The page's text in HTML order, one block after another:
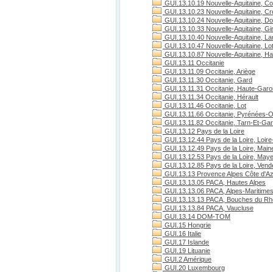
GUI.13.10.19 Nouvelle-Aquitaine,
GUI.13.10.23 Nouvelle-Aquitaine,
GUI.13.10.24 Nouvelle-Aquitaine,
GUI.13.10.33 Nouvelle-Aquitaine,
GUI.13.10.40 Nouvelle-Aquitaine,
GUI.13.10.47 Nouvelle-Aquitaine,
GUI.13.10.87 Nouvelle-Aquitaine,
GUI.13.11 Occitanie
GUI.13.11.09 Occitanie, Ariège
GUI.13.11.30 Occitanie, Gard
GUI.13.11.31 Occitanie, Haute-
GUI.13.11.34 Occitanie, Hérault
GUI.13.11.46 Occitanie, Lot
GUI.13.11.66 Occitanie, Pyrénées-
GUI.13.11.82 Occitanie, Tarn-Et-
GUI.13.12 Pays de la Loire
GUI.13.12.44 Pays de la Loire,
GUI.13.12.49 Pays de la Loire,
GUI.13.12.53 Pays de la Loire,
GUI.13.12.85 Pays de la Loire,
GUI.13.13 Provence Alpes Côte
GUI.13.13.05 PACA, Hautes Alpes
GUI.13.13.06 PACA, Alpes-Maritimes
GUI.13.13.13 PACA, Bouches du
GUI.13.13.84 PACA, Vaucluse
GUI.13.14 DOM-TOM
GUI.15 Hongrie
GUI.16 Italie
GUI.17 Islande
GUI.19 Lituanie
GUI.2 Amérique
GUI.20 Luxembourg